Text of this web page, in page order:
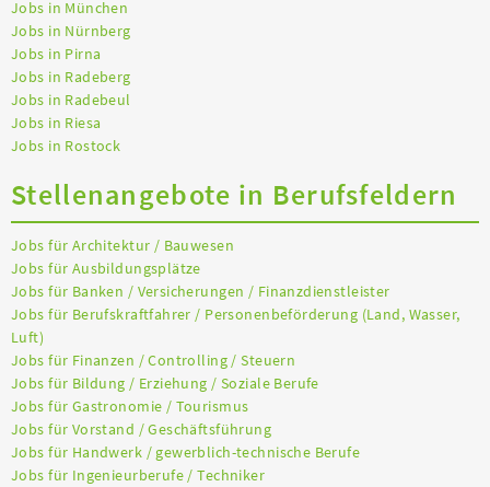
Jobs in München
Jobs in Nürnberg
Jobs in Pirna
Jobs in Radeberg
Jobs in Radebeul
Jobs in Riesa
Jobs in Rostock
Stellenangebote in Berufsfeldern
Jobs für Architektur / Bauwesen
Jobs für Ausbildungsplätze
Jobs für Banken / Versicherungen / Finanzdienstleister
Jobs für Berufskraftfahrer / Personenbeförderung (Land, Wasser,
Luft)
Jobs für Finanzen / Controlling / Steuern
Jobs für Bildung / Erziehung / Soziale Berufe
Jobs für Gastronomie / Tourismus
Jobs für Vorstand / Geschäftsführung
Jobs für Handwerk / gewerblich-technische Berufe
Jobs für Ingenieurberufe / Techniker